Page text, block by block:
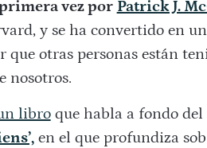
vez por Patrick J.
y se ha convertido en
que otras personas están
nosotros.
libroque habla a fondo
en el que profundiza